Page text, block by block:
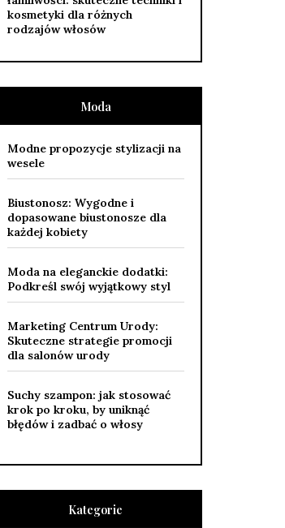
kosmetyki dla różnych
rodzajów włosów
Moda
Modne propozycje stylizacji na
wesele
Biustonosz: Wygodne i
dopasowane biustonosze dla
każdej kobiety
Moda na eleganckie dodatki:
Podkreśl swój wyjątkowy styl
Marketing Centrum Urody:
Skuteczne strategie promocji
dla salonów urody
Suchy szampon: jak stosować
krok po kroku, by uniknąć
błędów i zadbać o włosy
Kategorie